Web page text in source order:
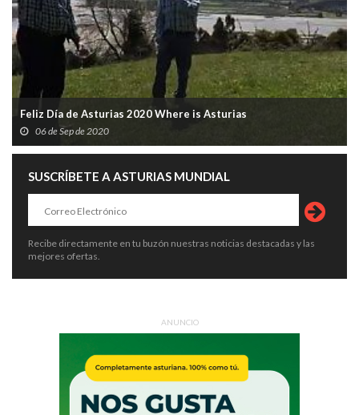
Feliz Día de Asturias 2020 Where is Asturias
06 de Sep de 2020
SUSCRÍBETE A ASTURIAS MUNDIAL
Recibe directamente en tu buzón nuestras noticias destacadas y las
mejores ofertas.
ANUNCIO